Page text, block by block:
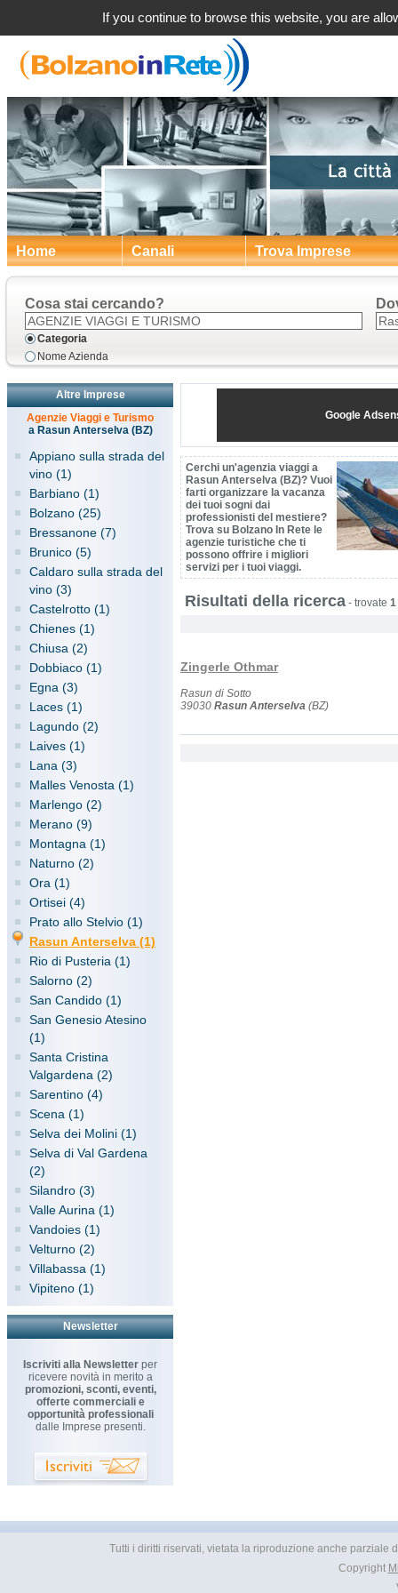
Home Canali Trova Imprese
Cosa stai cercando?
Categoria
Nome Azienda
Altre Imprese
Agenzie Viaggi e Turismo
a Rasun Anterselva (BZ)
Appiano sulla strada del
vino (1)
Barbiano (1)
Bolzano (25)
Bressanone (7)
Brunico (5)
Caldaro sulla strada del
vino (3)
Castelrotto (1)
Chienes (1)
Chiusa (2)
Dobbiaco (1)
Egna (3)
Laces (1)
Lagundo (2)
Laives (1)
Lana (3)
Malles Venosta (1)
Marlengo (2)
Merano (9)
Montagna (1)
Naturno (2)
Ora (1)
Ortisei (4)
Prato allo Stelvio (1)
Rasun Anterselva (1)
Rio di Pusteria (1)
Salorno (2)
San Candido (1)
San Genesio Atesino
(1)
Santa Cristina
Valgardena (2)
Sarentino (4)
Scena (1)
Selva dei Molini (1)
Selva di Val Gardena
(2)
Silandro (3)
Valle Aurina (1)
Vandoies (1)
Velturno (2)
Villabassa (1)
Vipiteno (1)
Newsletter
Iscriviti alla Newsletter per
ricevere novità in merito a
promozioni, sconti, eventi,
offerte commerciali e
opportunità professionali
dalle Imprese presenti.
Google
Cerchi un'agenzia viaggi a
Rasun Anterselva (BZ)? Vuoi
farti organizzare la vacanza
dei tuoi sogni dai
professionisti del mestiere?
Trova su Bolzano In Rete le
agenzie turistiche che ti
possono offrire i migliori
servizi per i tuoi viaggi.
Risultati della ricerca - trovate 1
Zingerle Othmar
Rasun di Sotto
39030 Rasun Anterselva (BZ)
Tutti i diritti riservati, vietata la riproduzione anche parziale
Copyright
If you continue to browse this website, you are